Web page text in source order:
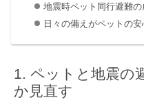
地震時ペット同行避難
日々の備えがペットの
ペットと地震の
か見直す